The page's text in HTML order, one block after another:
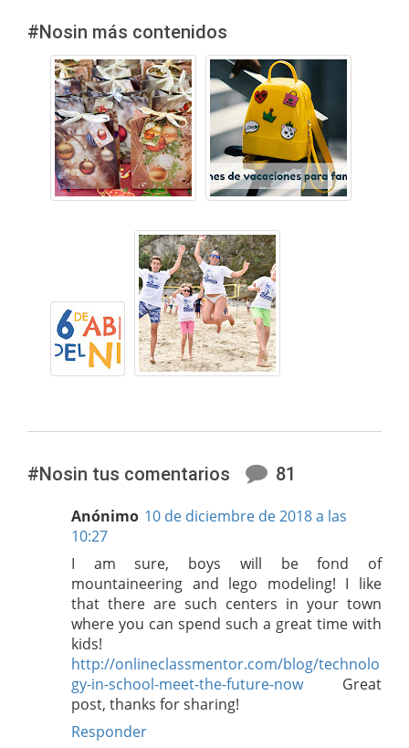
#Nosin más contenidos
#Nosin tus comentarios 81
Anónimo 10 de diciembre de 2018 a las
10:27
I am sure, boys will be fond of
mountaineering and lego modeling! I like
that there are such centers in your town
where you can spend such a great time with
kids!
http://onlineclassmentor.com/blog/technolo
gy-in-school-meet-the-future-nowGreat
post, thanks for sharing!
Responder